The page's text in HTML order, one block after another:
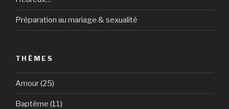
Préparation au mariage & sexualité
THÈMES
Amour(25)
Baptême (11)